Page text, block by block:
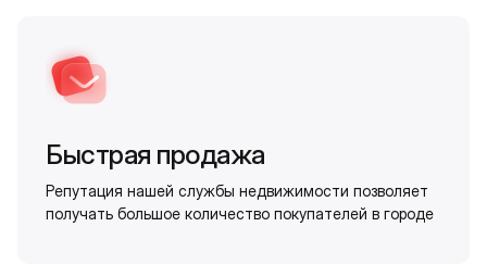
Быстрая продажа
Репутация нашей службы недвижимости позволяет
получать большое количество покупателей в городе